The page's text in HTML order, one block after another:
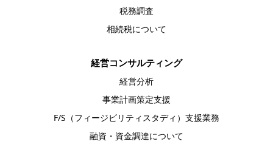
税務調査
相続税について
経営コンサルティング
経営分析
事業計画策定支援
F/S（フィージビリティスタディ）支援業務
融資・資金調達について